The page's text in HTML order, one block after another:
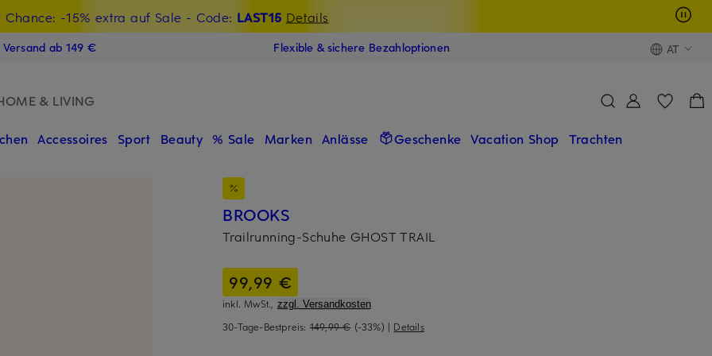
Chance: -15% extra auf Sale - Code: LAST15 Details
Willkommensgutschein mit Beyond sichern
ab 149 € Flexible & sichere Bezahloptionen AT
& LIVING
Accessoires Sport Beauty % Sale Marken Anlässe Geschenke Vacation Shop Trachten
BROOKS
Trailrunning-Schuhe GHOST TRAIL
99,99 €
inkl. MwSt., zzgl. Versandkosten
30-Tage-Bestpreis: 149,99 € (-33%) | Details